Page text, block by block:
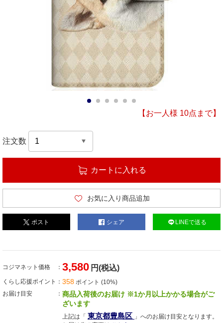
【お一人様 10点まで】
注文数
カートに入れる
お気に入り商品追加
ポスト シェア LINEで送る
コジマネット価格 3,580 円(税込)
くらし応援ポイント 358 ポイント (10%)
お届け目安
商品入荷後のお届け ※1か月以上かかる場合がご
ざいます
上記は「 東京都豊島区 」へのお届け目安となります。